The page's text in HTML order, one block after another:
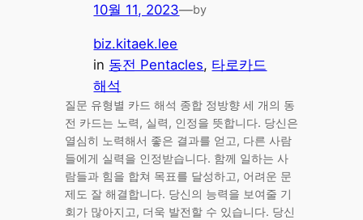
10월 11, 2023—by
biz.kitaek.lee
in 동전 Pentacles, 타로카드
해석
질문 유형별 카드 해석 종합 정방향 세 개의 동
전 카드는 노력, 실력, 인정을 뜻합니다. 당신은
열심히 노력해서 좋은 결과를 얻고, 다른 사람
들에게 실력을 인정받습니다. 함께 일하는 사
람들과 힘을 합쳐 목표를 달성하고, 어려운 문
제도 잘 해결합니다. 당신의 능력을 보여줄 기
회가 많아지고, 더욱 발전할 수 있습니다. 당신